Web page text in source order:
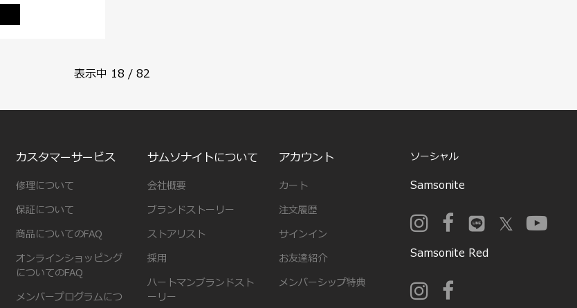
表示中 18 / 82
カスタマーサービス
修理について
保証について
商品についてのFAQ
オンラインショッピング
についてのFAQ
メンバープログラムにつ
サムソナイトについて
会社概要
ブランドストーリー
ストアリスト
採用
ハートマンブランドスト
ーリー
アカウント
カート
注文履歴
サインイン
お友達紹介
メンバーシップ特典
ソーシャル
Samsonite
Samsonite Red